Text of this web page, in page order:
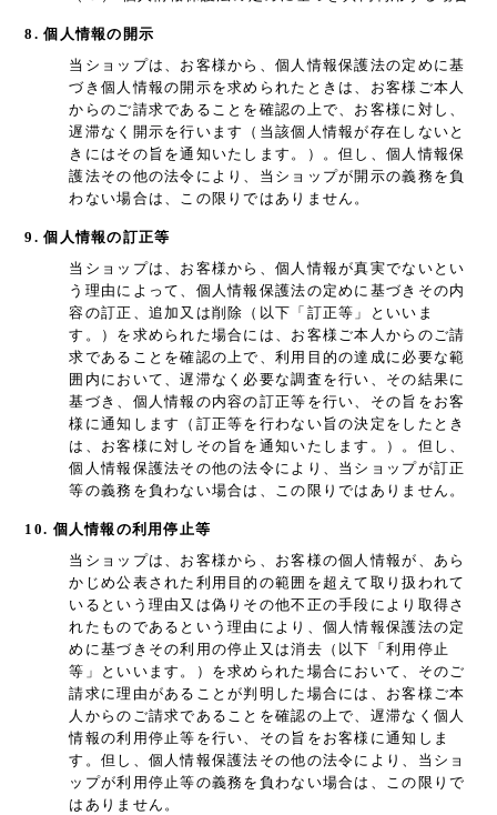
8. 個人情報の開示
当ショップは、お客様から、個人情報保護法の定めに基
づき個人情報の開示を求められたときは、お客様ご本人
からのご請求であることを確認の上で、お客様に対し、
遅滞なく開示を行います（当該個人情報が存在しないと
きにはその旨を通知いたします。）。但し、個人情報保
護法その他の法令により、当ショップが開示の義務を負
わない場合は、この限りではありません。
9. 個人情報の訂正等
当ショップは、お客様から、個人情報が真実でないとい
う理由によって、個人情報保護法の定めに基づきその内
容の訂正、追加又は削除（以下「訂正等」といいま
す。）を求められた場合には、お客様ご本人からのご請
求であることを確認の上で、利用目的の達成に必要な範
囲内において、遅滞なく必要な調査を行い、その結果に
基づき、個人情報の内容の訂正等を行い、その旨をお客
様に通知します（訂正等を行わない旨の決定をしたとき
は、お客様に対しその旨を通知いたします。）。但し、
個人情報保護法その他の法令により、当ショップが訂正
等の義務を負わない場合は、この限りではありません。
10. 個人情報の利用停止等
当ショップは、お客様から、お客様の個人情報が、あら
かじめ公表された利用目的の範囲を超えて取り扱われて
いるという理由又は偽りその他不正の手段により取得さ
れたものであるという理由により、個人情報保護法の定
めに基づきその利用の停止又は消去（以下「利用停止
等」といいます。）を求められた場合において、そのご
請求に理由があることが判明した場合には、お客様ご本
人からのご請求であることを確認の上で、遅滞なく個人
情報の利用停止等を行い、その旨をお客様に通知しま
す。但し、個人情報保護法その他の法令により、当ショ
ップが利用停止等の義務を負わない場合は、この限りで
はありません。